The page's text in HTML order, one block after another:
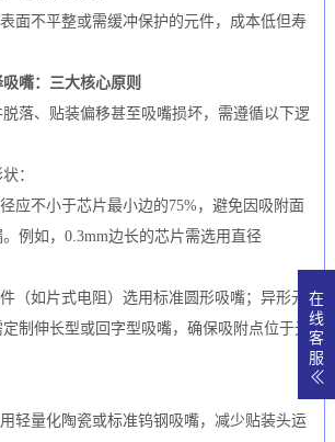
面不平整或需缓冲保护的元件，成本低但寿
嘴：三大核心原则
落、贴装偏移甚至吸嘴损坏，需遵循以下逻
：
应不小于芯片最小边的75%，避免因吸附面
例如，0.3mm边长的芯片需选用直径
（如片式电阻）选用标准圆形吸嘴；异形元
制伸长型或回字型吸嘴，确保吸附点位于元
轻量化陶瓷或标准钨钢吸嘴，减少贴装头运
在
线
客
服